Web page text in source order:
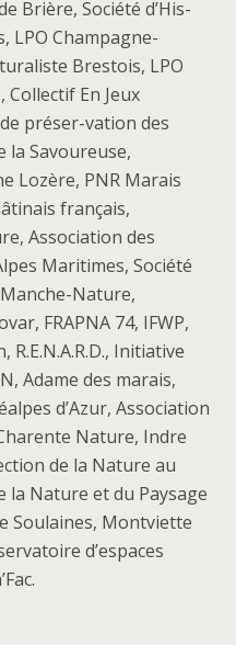
Brière, Société d’His-
LPO Champagne-
Brestois, LPO
En Jeux
préser-vation des
la Savoureuse,
Lozère, PNR Marais
français,
Association des
Maritimes, Société
Nature,
FRAPNA 74, IFWP,
Initiative
Adame des marais,
d’Azur, Association
Nature, Indre
de la Nature au
la Nature et du Paysage
Soulaines, Montviette
d’espaces